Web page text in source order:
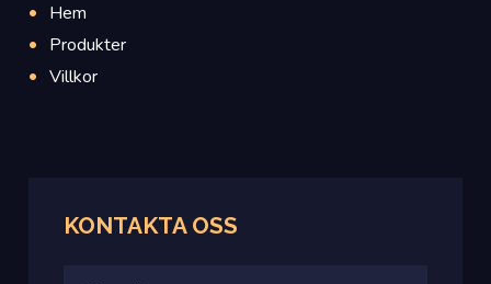
Hem
Produkter
Villkor
KONTAKTAOSS